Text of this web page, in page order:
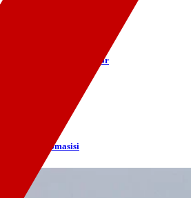
internet dönemi başlıyor
telefon diplomasisi